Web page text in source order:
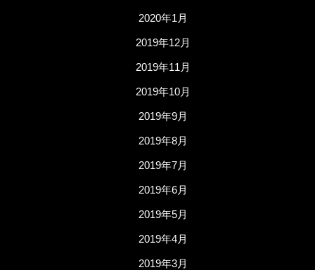
2020年1月
2019年12月
2019年11月
2019年10月
2019年9月
2019年8月
2019年7月
2019年6月
2019年5月
2019年4月
2019年3月